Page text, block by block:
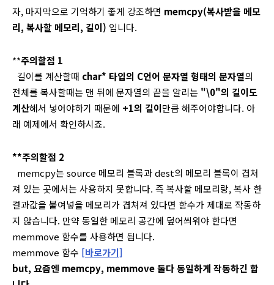
자, 마지막으로 기억하기 좋게 강조하면 memcpy(복사받을 메모
리, 복사할 메모리, 길이) 입니다.
**주의할점 1
길이를 계산할때 char* 타입의 C언어 문자열 형태의 문자열의
전체를 복사할때는 맨 뒤에 문자열의 끝을 알리는 "\0"의 길이도
계산해서 넣어야하기 때문에 +1의 길이만큼 해주어야합니다. 아
래 예제에서 확인하시죠.
**주의할점 2
memcpy는 source 메모리 블록과 dest의 메모리 블록이 겹쳐
져 있는 곳에서는 사용하지 못합니다. 즉 복사할 메모리랑, 복사 한
결과값을 붙여넣을 메모리가 겹쳐져 있다면 함수가 제대로 작동하
지 않습니다. 만약 동일한 메모리 공간에 덮어씌워야 한다면
memmove 함수를 사용하면 됩니다.
memmove 함수 [바로가기]
but, 요즘엔 memcpy, memmove 둘다 동일하게 작동하긴 합